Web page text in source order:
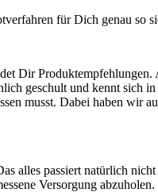
für Dich genau so
Dir
geschult und kennt sich
musst. Dabei haben
alles passiert natürlich
Versorgung